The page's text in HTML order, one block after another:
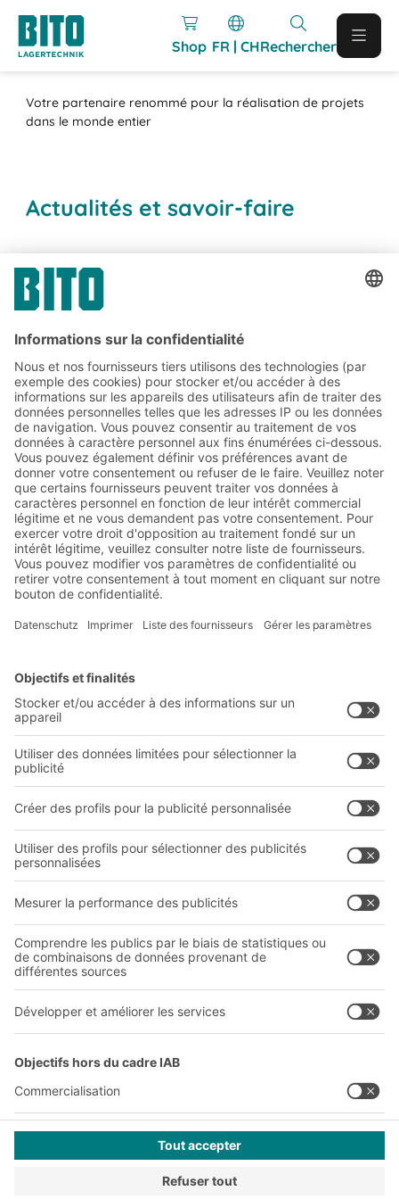
Shop FR | CHRechercher
Votre partenaire renommé pour la réalisation de projets
dans le monde entier
Actualités et savoir-faire
Abonnez-vous à la lettre
Actualités de l'entrepôt et de
la logistique
Réductions exclusives
Innovations
S'inscrire à la newsletter
Solutions BITO
Solutions intralogistiques
Bacs en matière plastique
Systèmes de transport interne
Prestations de service
Conseils et services
Entreprise
Qui sommes-nous ?
Sites internationaux
Sites de production
Carrières
ABIT OF
+41 41 790 20 64
© 2026 BITO-Lagertechnik Bittmann GmbH
Conception et réalisation
Cette offre est destinée à l'industrie, à l'artisanat, au
commerce et aux professions libérales pour une utilisation
dans le cadre d'une activité indépendante, professionnelle ou